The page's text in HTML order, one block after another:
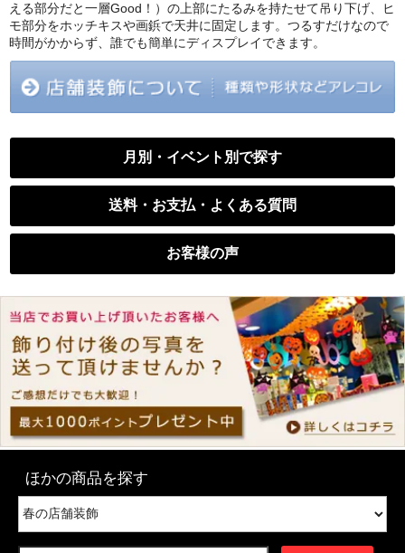
える部分だと一層Good！）の上部にたるみを持たせて吊り下げ、ヒ
モ部分をホッチキスや画鋲で天井に固定します。つるすだけなので
時間がかからず、誰でも簡単にディスプレイできます。
月別・イベント別で探す
送料・お支払・よくある質問
お客様の声
ほかの商品を探す